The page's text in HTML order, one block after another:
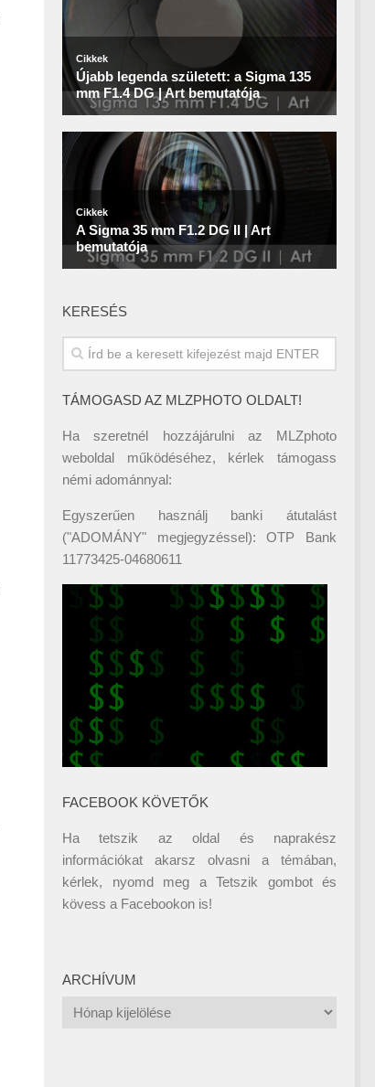
KERESÉS
TÁMOGASD AZ MLZPHOTO OLDALT!
Ha szeretnél hozzájárulni az MLZphoto
weboldal működéséhez, kérlek támogass
némi adománnyal:
Egyszerűen használj banki átutalást
("ADOMÁNY" megjegyzéssel): OTP Bank
11773425-04680611
FACEBOOK KÖVETŐK
Ha tetszik az oldal és naprakész
információkat akarsz olvasni a témában,
kérlek, nyomd meg a Tetszik gombot és
kövess a Facebookon is!
ARCHÍVUM
Archívum